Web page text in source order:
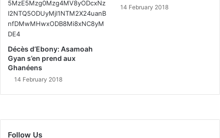
Décès d’Ebony: Asamoah
Gyan s’en prend aux
Ghanéens
14 February 2018
14 February 2018
Follow Us